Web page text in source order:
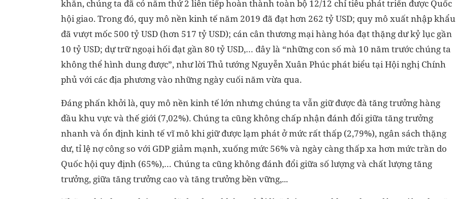
khăn, chúng ta đã có năm thứ 2 liên tiếp hoàn thành toàn bộ 12/12 chỉ tiêu phát triển được Quốc
hội giao. Trong đó, quy mô nền kinh tế năm 2019 đã đạt hơn 262 tỷ USD; quy mô xuất nhập khẩu
đã vượt mốc 500 tỷ USD (hơn 517 tỷ USD); cán cân thương mại hàng hóa đạt thặng dư kỷ lục gần
10 tỷ USD; dự trữ ngoại hối đạt gần 80 tỷ USD,… đây là “những con số mà 10 năm trước chúng ta
không thể hình dung được”, như lời Thủ tướng Nguyễn Xuân Phúc phát biểu tại Hội nghị Chính
phủ với các địa phương vào những ngày cuối năm vừa qua.
Đáng phấn khởi là, quy mô nền kinh tế lớn nhưng chúng ta vẫn giữ được đà tăng trưởng hàng
đầu khu vực và thế giới (7,02%). Chúng ta cũng không chấp nhận đánh đổi giữa tăng trưởng
nhanh và ổn định kinh tế vĩ mô khi giữ được lạm phát ở mức rất thấp (2,79%), ngân sách thặng
dư, tỉ lệ nợ công so với GDP giảm mạnh, xuống mức 56% và ngày càng thấp xa hơn mức trần do
Quốc hội quy định (65%),… Chúng ta cũng không đánh đổi giữa số lượng và chất lượng tăng
trưởng, giữa tăng trưởng cao và tăng trưởng bền vững,...